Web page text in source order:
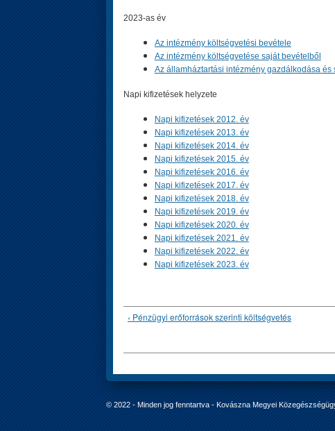
2023-as év
Az intézmény költségvetési bevétele
Az intézmény költségvetése saját bevételből
Az államháztartási intézmény gazdálkodása és
Napi kifizetések helyzete
Napi kifizetések 2012. év
Napi kifizetések 2013. év
Napi kifizetések 2014. év
Napi kifizetések 2015. év
Napi kifizetések 2016. év
Napi kifizetések 2017. év
Napi kifizetések 2018. év
Napi kifizetések 2019. év
Napi kifizetések 2020. év
Napi kifizetések 2021. év
Napi kifizetések 2022. év
Napi kifizetések 2023. év
‹ Pénzügyi erőforrások szerinti költségvetés
© 2022 - Minden jog fenntartva - Kovászna Megyei